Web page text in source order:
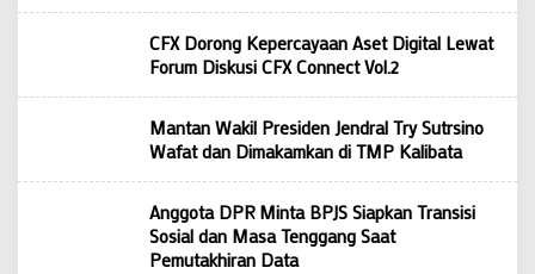
CFX Dorong Kepercayaan Aset Digital Lewat
Forum Diskusi CFX Connect Vol.2
Mantan Wakil Presiden Jendral Try Sutrsino
Wafat dan Dimakamkan di TMP Kalibata
Anggota DPR Minta BPJS Siapkan Transisi
Sosial dan Masa Tenggang Saat
Pemutakhiran Data